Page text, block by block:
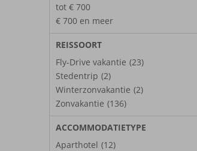
tot € 700
€ 700 en meer
REISSOORT
Fly-Drive vakantie (23)
Stedentrip (2)
Winterzonvakantie (2)
Zonvakantie (136)
ACCOMMODATIETYPE
Aparthotel (12)